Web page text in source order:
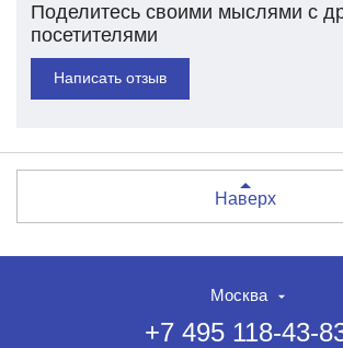
Поделитесь своими мыслями с
посетителями
Написать отзыв
Наверх
Москва
+7 495 118-43-